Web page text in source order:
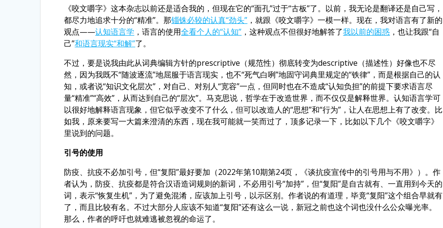
《咬文嚼字》这本杂志以前还是适合我的，但现在它的“面孔”过于“古板”了。以前，我无论是翻译还是自己写，
都尽力地追求十分的“精准”。那锱铢必较的认真“劲头” ，就跟《咬文嚼字》一模一样。现在，我对语言有了新的
观点——认知语言学 ，语言的使用全看个人的“认知” ，这种观点不但很好地解答了我以前的困惑 ，也让我跟“自
己”和语言现实“和解”了。
不过，要是说我由此从词典编辑方针的prescriptive（规范性）彻底转变为descriptive（描述性）好像也不尽
然，因为我既不“随波逐流”地屈服于语言现实，也不“死气白咧”地固守词典里规定的“铁律”，而是根据自己的认
知，或者说“知识文化层次”，对自己、对别人“宽容”一点，但同时也在不造成“认知负担”的前提下要求语言尽
量“精准”“高效”，从而达到自己的“层次”。马克思说，哲学在于改造世界，而不仅仅是解释世界。认知语言学可
以很好地解释语言现象，但它似乎改变不了什么，但可以改造人的“思想”和“行为”，让人在思想上有了改变。比
如我，原来要写一大篇来澄清的东西，现在我可能就一笑而过了，顶多记录一下，比如以下几个《咬文嚼字》
里说到的问题。
引号的使用
防疫、抗疫不必加引号，但“复阳”最好要加（2022年第10期第24页，《谈抗疫宣传中的引号用与不用》）。作
者认为，防疫、抗疫都是符合汉语造词规则的新词，不必用引号“加持”，但“复阳”是自古就有、一直用到今天的
词，表示“恢复生机”，为了避免混淆，应该加上引号，以示区别。作者说的有道理，毕竟“复阳”这个组合早就有
了，而且比较有名。不过大部分人应该不知道“复阳”还有这么一说，新冠之前也这个词也没什么公众曝光率。
那么，作者的呼吁也就难逃被忽视的命运了。